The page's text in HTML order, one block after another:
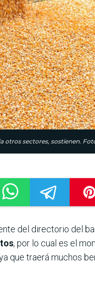
otros sectores, sostienen.
del directorio del
, por lo cual es el
que traerá muchos